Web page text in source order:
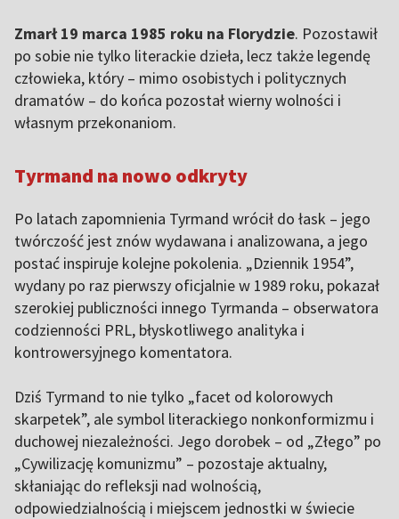
Zmarł 19 marca 1985 roku na Florydzie. Pozostawił
po sobie nie tylko literackie dzieła, lecz także legendę
człowieka, który – mimo osobistych i politycznych
dramatów – do końca pozostał wierny wolności i
własnym przekonaniom.
Tyrmand na nowo odkryty
Po latach zapomnienia Tyrmand wrócił do łask – jego
twórczość jest znów wydawana i analizowana, a jego
postać inspiruje kolejne pokolenia. „Dziennik 1954”,
wydany po raz pierwszy oficjalnie w 1989 roku, pokazał
szerokiej publiczności innego Tyrmanda – obserwatora
codzienności PRL, błyskotliwego analityka i
kontrowersyjnego komentatora.
Dziś Tyrmand to nie tylko „facet od kolorowych
skarpetek”, ale symbol literackiego nonkonformizmu i
duchowej niezależności. Jego dorobek – od „Złego” po
„Cywilizację komunizmu” – pozostaje aktualny,
skłaniając do refleksji nad wolnością,
odpowiedzialnością i miejscem jednostki w świecie